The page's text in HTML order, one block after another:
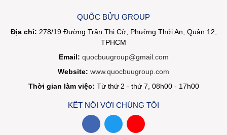
QUỐC BỬU GROUP
Địa chỉ: 278/19 Đường Trần Thị Cờ, Phường Thới An, Quận 12,
TPHCM
Email: quocbuugroup@gmail.com
Website: www.quocbuugroup.com
Thời gian làm việc: Từ thứ 2 - thứ 7, 08h00 - 17h00
KẾT NỐI VỚI CHÚNG TÔI